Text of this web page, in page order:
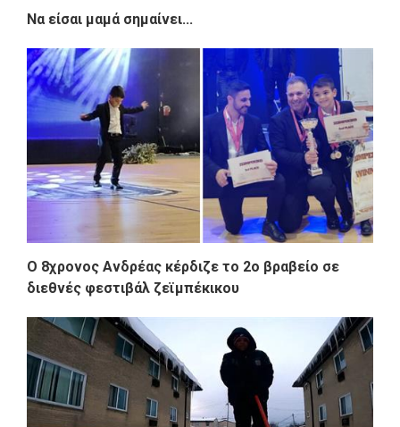
Να είσαι μαμά σημαίνει...
O 8χρονος Ανδρέας κέρδιζε το 2ο βραβείο σε
διεθνές φεστιβάλ ζεϊμπέκικου